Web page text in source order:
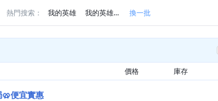
熱門搜索： 我的英雄 我的英雄學院 換一批
價格 庫存
🥨便宜實惠